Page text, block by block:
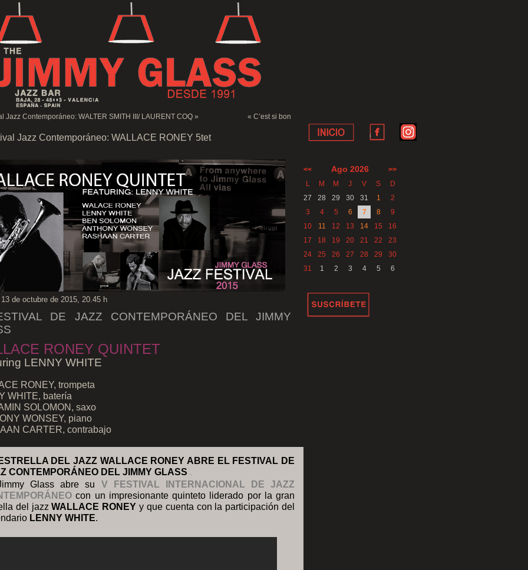
Jazz Contemporáneo: WALTER SMITH III/ LAURENT COQ » « C’est si bon
Jazz Contemporáneo: WALLACE RONEY 5tet
de octubre de 2015, 20.45 h
DE JAZZ CONTEMPORÁNEO DEL JIMMY
RONEY QUINTET
LENNY WHITE
RONEY, trompeta
WHITE, batería
SOLOMON, saxo
WONSEY, piano
CARTER, contrabajo
DEL JAZZ WALLACE RONEY ABRE EL FESTIVAL DE
CONTEMPORÁNEO DEL JIMMY GLASS .
Glass abre su V
FESTIVAL INTERNACIONAL DE JAZZ
con un impresionante quinteto liderado por la gran
del jazzWALLACE RONEY y que cuenta con la participación del
LENNY WHITE.
<< Ago 2026
>>
L
M M J V S
D
27
28 29 30 31 1
2
3
4 5 6 7 8
9
10
11 12 13 14 15
16
17
18 19 20 21 22
23
24
25 26 27 28 29
30
31
1 2 3 4 5 6